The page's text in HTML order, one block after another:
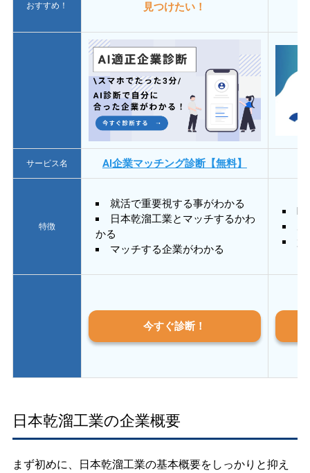
おすすめ！
見つけたい！
サービス名 AI企業マッチング診断【無料】
特徴
就活で重要視する事がわかる
日本乾溜工業とマッチするかわ
かる
マッチする企業がわかる
質
今すぐ診断！
日本乾溜工業の企業概要
まず初めに、日本乾溜工業の基本概要をしっかりと抑え